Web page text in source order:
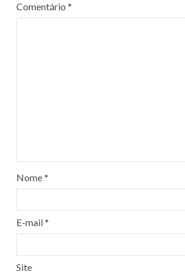
Comentário *
Nome*
E-mail*
Site